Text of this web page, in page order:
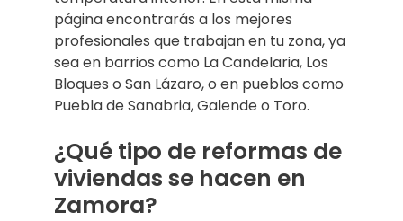
página encontrarás a los mejores
profesionales que trabajan en tu zona, ya
sea en barrios como La Candelaria, Los
Bloques o San Lázaro, o en pueblos como
Puebla de Sanabria, Galende o Toro.
¿Qué tipo de reformas de
viviendas se hacen en
Zamora?